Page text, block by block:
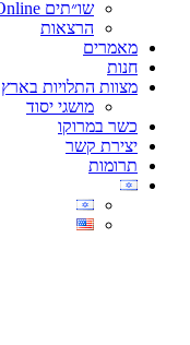
שו״תים Online
הרצאות
מאמרים
חנות
מצוות התלויות בארץ
מושגי יסוד
כשר במרוקו
יצירת קשר
תרומות